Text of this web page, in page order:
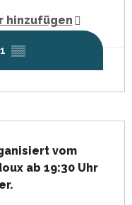
hinzufügen
▒▒
vom
ab 19:30 Uhr